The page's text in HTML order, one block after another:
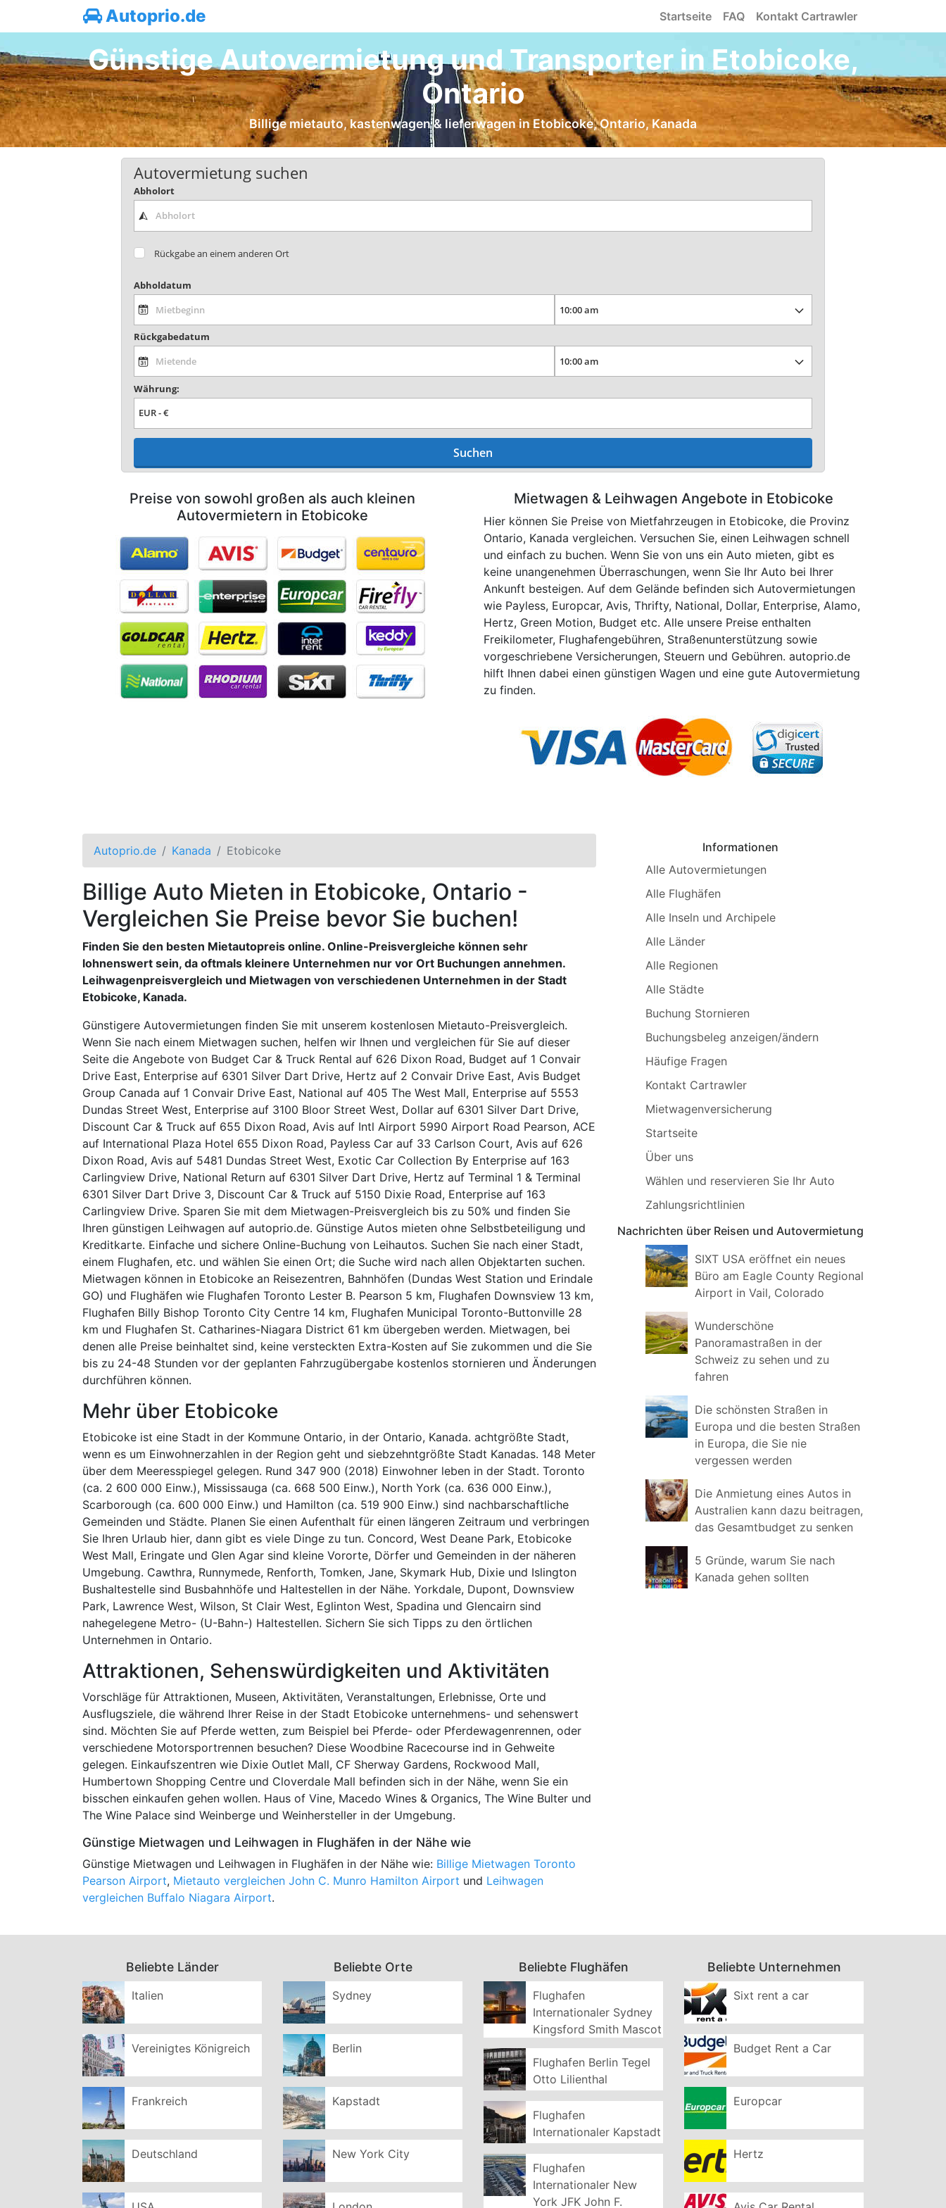
Autoprio.de Startseite FAQ Kontakt Cartrawler
Günstige Autovermietung und Transporter in Etobicoke,
Ontario
Billige mietauto, kastenwagen & lieferwagen in Etobicoke, Ontario, Kanada
Autovermietung suchen
Abholort
Rückgabe an einem anderen Ort
Abholdatum
Rückgabedatum
Währung:
Suchen
Preise von sowohl großen als auch kleinen
Autovermietern in Etobicoke
Mietwagen & Leihwagen Angebote in Etobicoke
Hier können Sie Preise von Mietfahrzeugen in Etobicoke, die Pro­vinz
Ontario, Kanada vergleichen. Versuchen Sie, einen Leihwagen schnell
und einfach zu buchen. Wenn Sie von uns ein Auto mieten, gibt es
keine unangenehmen Überraschungen, wenn Sie Ihr Auto bei Ihrer
Ankunft besteigen. Auf dem Gelände befinden sich Autovermietungen
wie Payless, Europcar, Avis, Thrifty, National, Dollar, Enterprise, Alamo,
Hertz, Green Motion, Budget etc. Alle unsere Preise enthalten
Freikilometer, Flughafengebühren, Straßenunterstützung sowie
vorgeschriebene Versicherungen, Steuern und Gebühren. autoprio.de
hilft Ihnen dabei einen günstigen Wagen und eine gute Autovermietung
zu finden.
Autoprio.de Kanada Etobicoke
Billige Auto Mieten in Etobicoke, Ontario -
Vergleichen Sie Preise bevor Sie buchen!
Finden Sie den besten Mietautopreis online. Online-Preisvergleiche können sehr
lohnenswert sein, da oftmals kleinere Unternehmen nur vor Ort Buchungen annehmen.
Leihwagenpreisvergleich und Mietwagen von verschiedenen Unternehmen in der Stadt
Etobicoke, Kanada.
Günstigere Autovermietungen finden Sie mit unserem kostenlosen Mietauto-Preisvergleich.
Wenn Sie nach einem Mietwagen suchen, helfen wir Ihnen und vergleichen für Sie auf dieser
Seite die Angebote von Budget Car & Truck Rental auf 626 Dixon Road, Budget auf 1 Convair
Drive East, Enterprise auf 6301 Silver Dart Drive, Hertz auf 2 Convair Drive East, Avis Budget
Group Canada auf 1 Convair Drive East, National auf 405 The West Mall, Enterprise auf 5553
Dundas Street West, Enterprise auf 3100 Bloor Street West, Dollar auf 6301 Silver Dart Drive,
Discount Car & Truck auf 655 Dixon Road, Avis auf Intl Airport 5990 Airport Road Pearson, ACE
auf International Plaza Hotel 655 Dixon Road, Payless Car auf 33 Carlson Court, Avis auf 626
Dixon Road, Avis auf 5481 Dundas Street West, Exotic Car Collection By Enterprise auf 163
Carlingview Drive, National Return auf 6301 Silver Dart Drive, Hertz auf Terminal 1 & Terminal
6301 Silver Dart Drive 3, Discount Car & Truck auf 5150 Dixie Road, Enterprise auf 163
Carlingview Drive. Sparen Sie mit dem Mietwagen-Preisvergleich bis zu 50% und finden Sie
Ihren günstigen Leihwagen auf autoprio.de. Günstige Autos mieten ohne Selbstbeteiligung und
Kreditkarte. Einfache und sichere Online-Buchung von Leihautos. Suchen Sie nach einer Stadt,
einem Flughafen, etc. und wählen Sie einen Ort; die Suche wird nach allen Objektarten suchen.
Mietwagen können in Etobicoke an Reisezentren, Bahnhöfen (Dundas West Station und Erindale
GO) und Flughäfen wie Flughafen Toronto Lester B. Pearson 5 km, Flughafen Downsview 13 km,
Flughafen Billy Bishop Toronto City Centre 14 km, Flughafen Municipal Toronto-Buttonville 28
km und Flughafen St. Catharines-Niagara District 61 km übergeben werden. Mietwagen, bei
denen alle Preise beinhaltet sind, keine versteckten Extra-Kosten auf Sie zukommen und die Sie
bis zu 24-48 Stunden vor der geplanten Fahrzugübergabe kostenlos stornieren und Änderungen
durchführen können.
Mehr über Etobicoke
Etobicoke ist eine Stadt in der Kommune Ontario, in der Ontario, Kanada. achtgrößte Stadt,
wenn es um Einwohnerzahlen in der Region geht und siebzehntgrößte Stadt Kanadas. 148 Meter
über dem Meeresspiegel gelegen. Rund 347 900 (2018) Einwohner leben in der Stadt. Toronto
(ca. 2 600 000 Einw.), Mississauga (ca. 668 500 Einw.), North York (ca. 636 000 Einw.),
Scarborough (ca. 600 000 Einw.) und Hamilton (ca. 519 900 Einw.) sind nachbarschaftliche
Gemeinden und Städte. Planen Sie einen Aufenthalt für einen längeren Zeitraum und verbringen
Sie Ihren Urlaub hier, dann gibt es viele Dinge zu tun. Concord, West Deane Park, Etobicoke
West Mall, Eringate und Glen Agar sind kleine Vororte, Dörfer und Gemeinden in der näheren
Umgebung. Cawthra, Runnymede, Renforth, Tomken, Jane, Skymark Hub, Dixie und Islington
Bushaltestelle sind Busbahnhöfe und Haltestellen in der Nähe. Yorkdale, Dupont, Downsview
Park, Lawrence West, Wilson, St Clair West, Eglinton West, Spadina und Glencairn sind
nahegelegene Metro- (U-Bahn-) Haltestellen. Sichern Sie sich Tipps zu den örtlichen
Unternehmen in Ontario.
Attraktionen, Sehenswürdigkeiten und Aktivitäten
Vorschläge für Attraktionen, Museen, Aktivitäten, Veranstaltungen, Erlebnisse, Orte und
Ausflugsziele, die während Ihrer Reise in der Stadt Etobicoke unternehmens- und sehenswert
sind. Möchten Sie auf Pferde wetten, zum Beispiel bei Pferde- oder Pferdewagenrennen, oder
verschiedene Motorsportrennen besuchen? Diese Woodbine Racecourse ind in Gehweite
gelegen. Einkaufszentren wie Dixie Outlet Mall, CF Sherway Gardens, Rockwood Mall,
Humbertown Shopping Centre und Cloverdale Mall befinden sich in der Nähe, wenn Sie ein
bisschen einkaufen gehen wollen. Haus of Vine, Macedo Wines & Organics, The Wine Bulter und
The Wine Palace sind Weinberge und Weinhersteller in der Umgebung.
Günstige Mietwagen und Leihwagen in Flughäfen in der Nähe wie
Günstige Mietwagen und Leihwagen in Flughäfen in der Nähe wie: Billige Mietwagen Toronto
Pearson Airport, Mietauto vergleichen John C. Munro Hamilton Airport und Leihwagen
vergleichen Buffalo Niagara Airport.
Informationen
Alle Autovermietungen
Alle Flughäfen
Alle Inseln und Archipele
Alle Länder
Alle Regionen
Alle Städte
Buchung Stornieren
Buchungsbeleg anzeigen/ändern
Häufige Fragen
Kontakt Cartrawler
Mietwagenversicherung
Startseite
Über uns
Wählen und reservieren Sie Ihr Auto
Zahlungsrichtlinien
Nachrichten über Reisen und Autovermietung
SIXT USA eröffnet ein neues
Büro am Eagle County Regional
Airport in Vail, Colorado
Wunderschöne
Panoramastraßen in der
Schweiz zu sehen und zu
fahren
Die schönsten Straßen in
Europa und die besten Straßen
in Europa, die Sie nie
vergessen werden
Die Anmietung eines Autos in
Australien kann dazu beitragen,
das Gesamtbudget zu senken
5 Gründe, warum Sie nach
Kanada gehen sollten
Beliebte Länder
Italien
Vereinigtes Königreich
Frankreich
Deutschland
Beliebte Orte
Sydney
Berlin
Kapstadt
New York City
Beliebte Flughäfen
Flughafen
Internationaler Sydney
Kingsford Smith Mascot
Flughafen Berlin Tegel
Otto Lilienthal
Flughafen
Internationaler Kapstadt
Flughafen
Internationaler New
York JFK John F.
Beliebte Unternehmen
Sixt rent a car
Budget Rent a Car
Europcar
Hertz